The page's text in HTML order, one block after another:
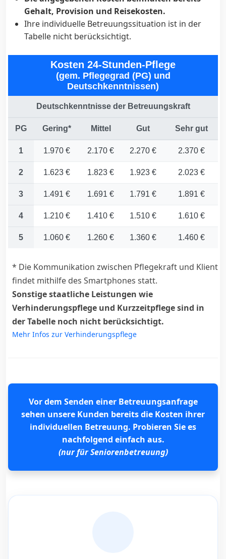
Gehalt, Provision und Reisekosten.
Ihre individuelle Betreuungssituation ist in der
Tabelle nicht berücksichtigt.
Kosten 24-Stunden-Pflege
(gem. Pflegegrad (PG) und
Deutschkenntnissen)
Deutschkenntnisse der Betreuungskraft
PG Gering* Mittel Gut Sehr gut
1 1.970 € 2.170 € 2.270 € 2.370 €
2 1.623 € 1.823 € 1.923 € 2.023 €
3 1.491 € 1.691 € 1.791 € 1.891 €
4 1.210 € 1.410 € 1.510 € 1.610 €
5 1.060 € 1.260 € 1.360 € 1.460 €
* Die Kommunikation zwischen Pflegekraft und Klient
findet mithilfe des Smartphones statt.
Sonstige staatliche Leistungen wie
Verhinderungspflege und Kurzzeitpflege sind in
der Tabelle noch nicht berücksichtigt.
Mehr Infos zur Verhinderungspflege
Vor dem Senden einer Betreuungsanfrage
sehen unsere Kunden bereits die Kosten ihrer
individuellen Betreuung. Probieren Sie es
nachfolgend einfach aus.
(nur für Seniorenbetreuung)